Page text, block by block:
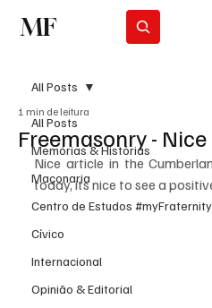
MF
All Posts
Memórias & Histórias
Maçonaria
Centro de Estudos #myFraternity
Cívico
Internacional
Opinião & Editorial
All Posts
Freemasonry -
1 min de leitura
Nice article in the
today, its nice to see a